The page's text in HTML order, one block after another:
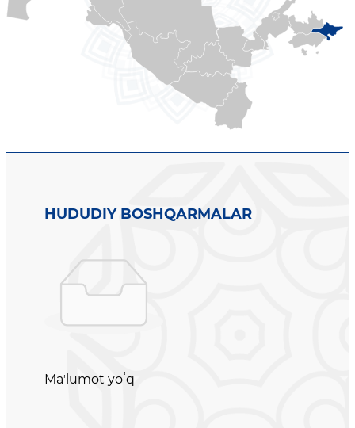
HUDUDIY BOSHQARMALAR
Maʼlumot yoʻq